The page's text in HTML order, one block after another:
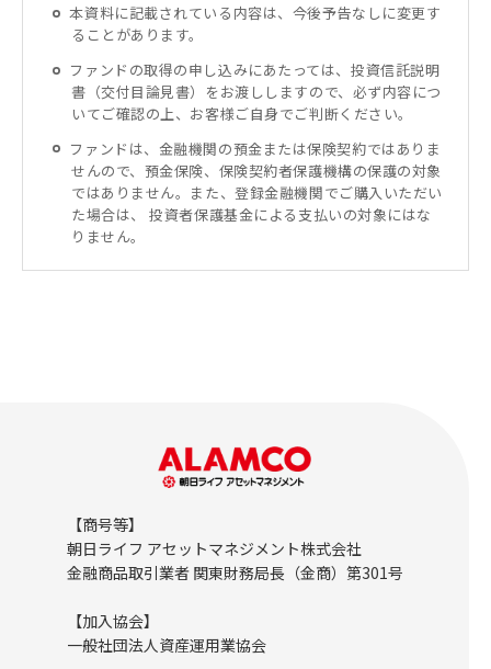
本資料に記載されている内容は、今後予告なしに変更す
ることがあります。
ファンドの取得の申し込みにあたっては、投資信託説明
書（交付目論見書）をお渡ししますので、必ず内容につ
いてご確認の上、お客様ご自身でご判断ください。
ファンドは、金融機関の預金または保険契約ではありま
せんので、預金保険、保険契約者保護機構の保護の対象
ではありません。また、登録金融機関でご購入いただい
た場合は、 投資者保護基金による支払いの対象にはな
りません。
【商号等】
朝日ライフ アセットマネジメント株式会社
金融商品取引業者 関東財務局長（金商）第301号
【加入協会】
一般社団法人資産運用業協会